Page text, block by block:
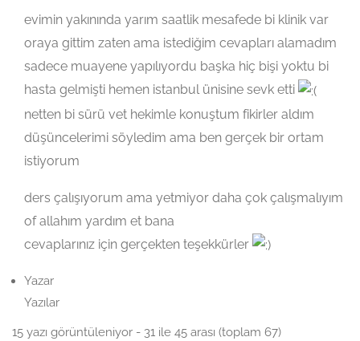
evimin yakınında yarım saatlik mesafede bi klinik var
oraya gittim zaten ama istediğim cevapları alamadım
sadece muayene yapılıyordu başka hiç bişi yoktu bi
hasta gelmişti hemen istanbul ünisine sevk etti
netten bi sürü vet hekimle konuştum fikirler aldım
düşüncelerimi söyledim ama ben gerçek bir ortam
istiyorum
ders çalışıyorum ama yetmiyor daha çok çalışmalıyım
of allahım yardım et bana
cevaplarınız için gerçekten teşekkürler
Yazar
Yazılar
15 yazı görüntüleniyor - 31 ile 45 arası (toplam 67)